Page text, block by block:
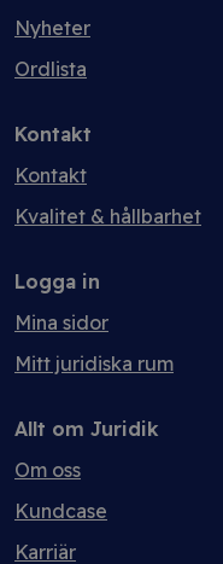
Nyheter
Ordlista
Kontakt
Kontakt
Kvalitet & hållbarhet
Logga in
Mina sidor
Mitt juridiska rum
Allt om Juridik
Om oss
Kundcase
Karriär